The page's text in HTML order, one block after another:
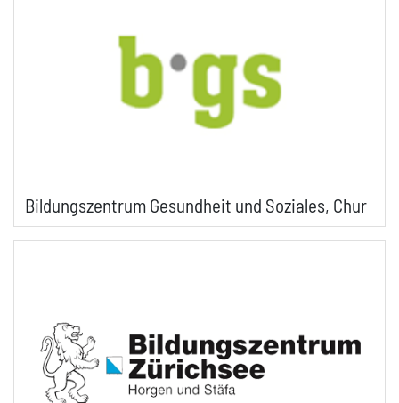
Bildungszentrum Gesundheit und Soziales, Chur